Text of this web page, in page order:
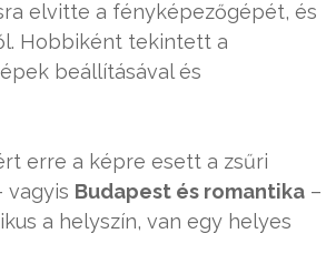
elvitte a fényképezőgépét, és
Hobbiként tekintett a
beállításával és
erre a képre esett a zsűri
vagyis Budapest és romantika –
a helyszín, van egy helyes